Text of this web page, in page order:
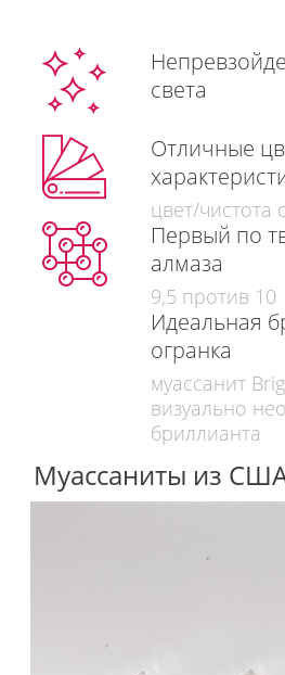
света
Отличные
цвет/чистота
Первый по
алмаза
9,5 против 10
Идеальная
огранка
муассанит
визуально
бриллианта
Муассаниты из